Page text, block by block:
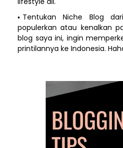
Tentukan Niche Blog
populerkan atau kenalkan
blog saya ini, ingin
printilannya ke Indonesia.